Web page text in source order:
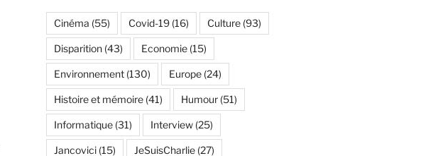
Cinéma (55) Covid-19(16) Culture(93)
Disparition(43) Economie(15)
Environnement(130) Europe(24)
Histoire et mémoire(41) Humour(51)
Informatique(31) Interview(25)
Jancovici(15) JeSuisCharlie(27)